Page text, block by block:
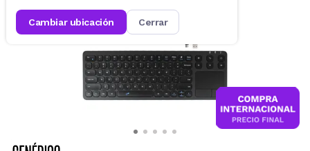
cambiar ubicación cerrar